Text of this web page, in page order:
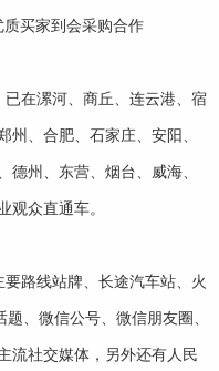
质买家到会采购合作
在漯河、商丘、连云港、宿
州、合肥、石家庄、安阳、
德州、东营、烟台、威海、
观众直通车。
路线站牌、长途汽车站、火
、微信公号、微信朋友圈、
流社交媒体，另外还有人民